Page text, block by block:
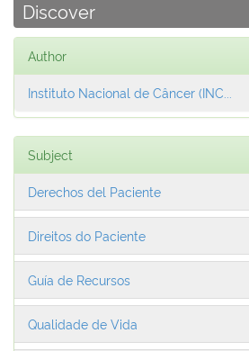
Discover
Author
Instituto Nacional de Câncer (INC...
Subject
Derechos del Paciente
Direitos do Paciente
Guía de Recursos
Qualidade de Vida